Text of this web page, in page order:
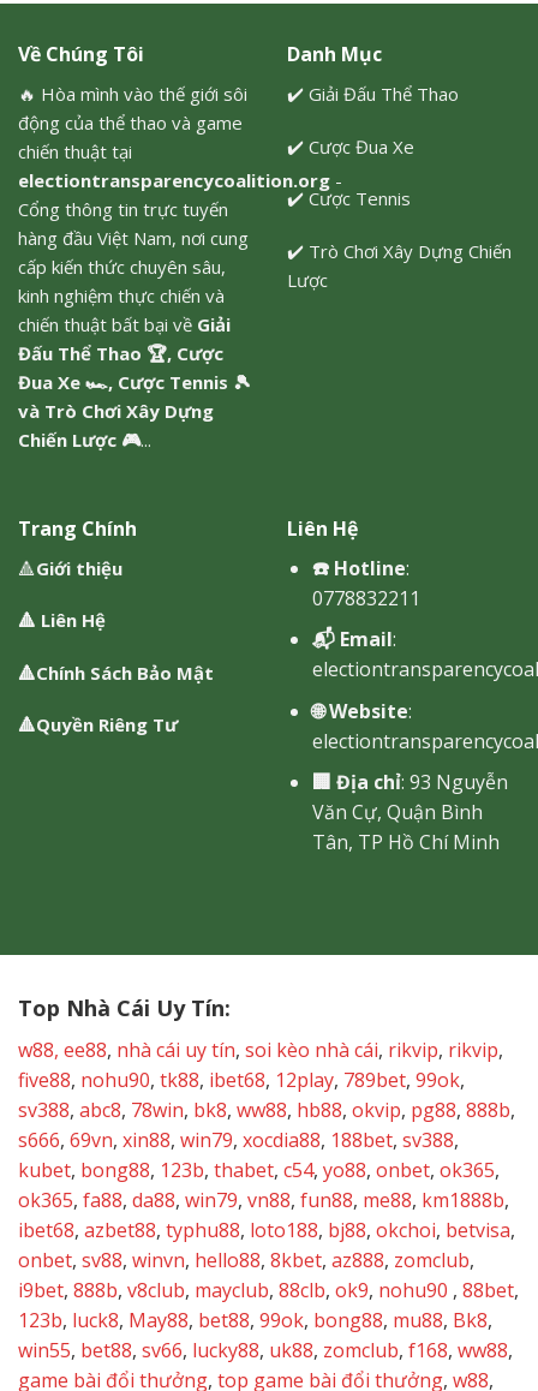
Về Chúng Tôi
🔥 Hòa mình vào thế giới sôi
động của thể thao và game
chiến thuật tại
electiontransparencycoalition.org -
Cổng thông tin trực tuyến
hàng đầu Việt Nam, nơi cung
cấp kiến thức chuyên sâu,
kinh nghiệm thực chiến và
chiến thuật bất bại về Giải
Đấu Thể Thao 🏆, Cược
Đua Xe 🏎️, Cược Tennis 🎾
và Trò Chơi Xây Dựng
Chiến Lược 🎮...
Danh Mục
✔️ Giải Đấu Thể Thao
✔️ Cược Đua Xe
✔️ Cược Tennis
✔️ Trò Chơi Xây Dựng Chiến
Lược
Trang Chính
🔺Giới thiệu
🔺 Liên Hệ
🔺Chính Sách Bảo Mật
🔺Quyền Riêng Tư
Liên Hệ
☎️ Hotline:
0778832211
📬 Email:
🌐 Website:
🏢 Địa chỉ: 93 Nguyễn
Văn Cự, Quận Bình
Tân, TP Hồ Chí Minh
Top Nhà Cái Uy Tín:
w88, ee88, nhà cái uy tín, soi kèo nhà cái, rikvip, rikvip,
five88, nohu90, tk88, ibet68, 12play, 789bet, 99ok,
sv388, abc8, 78win, bk8, ww88, hb88, okvip, pg88, 888b,
s666, 69vn, xin88, win79, xocdia88, 188bet, sv388,
kubet, bong88, 123b, thabet, c54, yo88, onbet, ok365,
ok365, fa88, da88, win79, vn88, fun88, me88, km1888b,
ibet68, azbet88, typhu88, loto188, bj88, okchoi, betvisa,
onbet, sv88, winvn, hello88, 8kbet, az888, zomclub,
i9bet, 888b, v8club, mayclub, 88clb, ok9, nohu90 , 88bet,
123b, luck8, May88, bet88, 99ok, bong88, mu88, Bk8,
win55, bet88, sv66, lucky88, uk88, zomclub, f168, ww88,
game bài đổi thưởng, top game bài đổi thưởng, w88,